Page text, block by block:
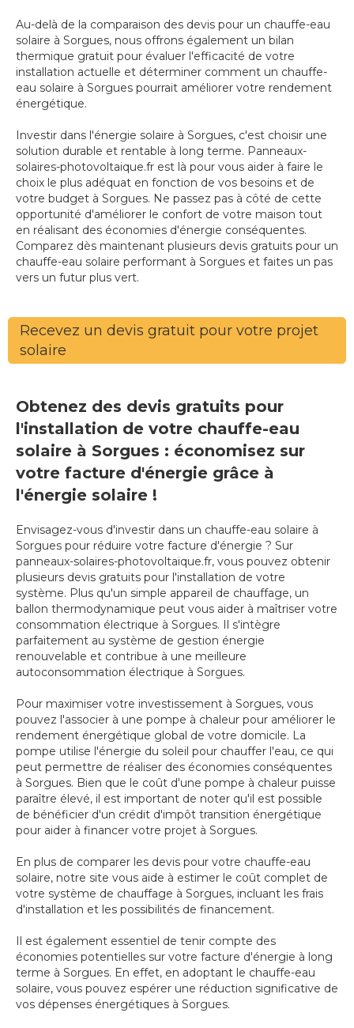
Au-delà de la comparaison des devis pour un chauffe-eau
solaire à Sorgues, nous offrons également un bilan
thermique gratuit pour évaluer l'efficacité de votre
installation actuelle et déterminer comment un chauffe-
eau solaire à Sorgues pourrait améliorer votre rendement
énergétique.
Investir dans l'énergie solaire à Sorgues, c'est choisir une
solution durable et rentable à long terme. Panneaux-
solaires-photovoltaique.fr est là pour vous aider à faire le
choix le plus adéquat en fonction de vos besoins et de
votre budget à Sorgues. Ne passez pas à côté de cette
opportunité d'améliorer le confort de votre maison tout
en réalisant des économies d'énergie conséquentes.
Comparez dès maintenant plusieurs devis gratuits pour un
chauffe-eau solaire performant à Sorgues et faites un pas
vers un futur plus vert.
Recevez un devis gratuit pour votre projet
solaire
Obtenez des devis gratuits pour
l'installation de votre chauffe-eau
solaire à Sorgues : économisez sur
votre facture d'énergie grâce à
l'énergie solaire !
Envisagez-vous d'investir dans un chauffe-eau solaire à
Sorgues pour réduire votre facture d'énergie ? Sur
panneaux-solaires-photovoltaique.fr, vous pouvez obtenir
plusieurs devis gratuits pour l'installation de votre
système. Plus qu'un simple appareil de chauffage, un
ballon thermodynamique peut vous aider à maîtriser votre
consommation électrique à Sorgues. Il s'intègre
parfaitement au système de gestion énergie
renouvelable et contribue à une meilleure
autoconsommation électrique à Sorgues.
Pour maximiser votre investissement à Sorgues, vous
pouvez l'associer à une pompe à chaleur pour améliorer le
rendement énergétique global de votre domicile. La
pompe utilise l'énergie du soleil pour chauffer l'eau, ce qui
peut permettre de réaliser des économies conséquentes
à Sorgues. Bien que le coût d'une pompe à chaleur puisse
paraître élevé, il est important de noter qu'il est possible
de bénéficier d'un crédit d'impôt transition énergétique
pour aider à financer votre projet à Sorgues.
En plus de comparer les devis pour votre chauffe-eau
solaire, notre site vous aide à estimer le coût complet de
votre système de chauffage à Sorgues, incluant les frais
d'installation et les possibilités de financement.
Il est également essentiel de tenir compte des
économies potentielles sur votre facture d'énergie à long
terme à Sorgues. En effet, en adoptant le chauffe-eau
solaire, vous pouvez espérer une réduction significative de
vos dépenses énergétiques à Sorgues.